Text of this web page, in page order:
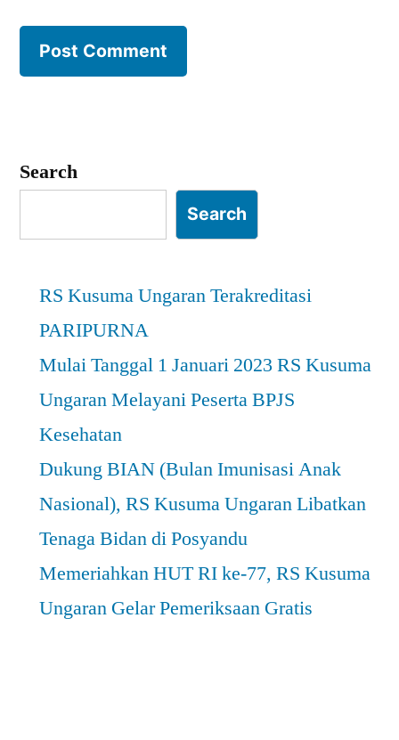
Search
Search
RS Kusuma Ungaran Terakreditasi
PARIPURNA
Mulai Tanggal 1 Januari 2023 RS Kusuma
Ungaran Melayani Peserta BPJS
Kesehatan
Dukung BIAN (Bulan Imunisasi Anak
Nasional), RS Kusuma Ungaran Libatkan
Tenaga Bidan di Posyandu
Memeriahkan HUT RI ke-77, RS Kusuma
Ungaran Gelar Pemeriksaan Gratis